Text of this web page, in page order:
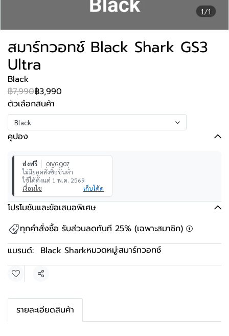
1/1
สมาร์ทวอทช์ Black Shark GS3
Ultra
Black
฿7,990฿3,990
ตัวเลือกสินค้า
Black
คูปอง
ส่งฟรี
0IVGQ07
ไม่มียอดสั่งซื้อขั้นต่ำ
ใช้ได้ตั้งแต่ 1 พ.ค. 2569
เงื่อนไข
เก็บโค้ด
โปรโมชันและข้อเสนอพิเศษ
ทุกคำสั่งซื้อ รับส่วนลดทันที 25% (เฉพาะสมาชิก)
แบรนด์: Black Sharkหมวดหมู่:สมาร์ทวอทช์
แชร์
รายละเอียดสินค้า